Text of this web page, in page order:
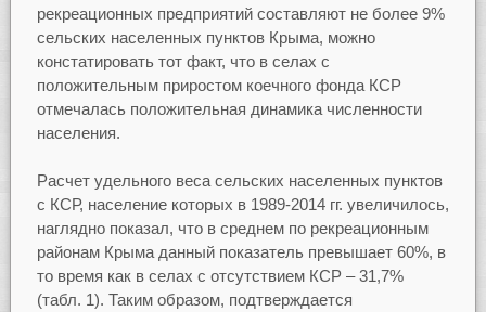
рекреационных предприятий составляют не более 9%
сельских населенных пунктов Крыма, можно
констатировать тот факт, что в селах с
положительным приростом коечного фонда КСР
отмечалась положительная динамика численности
населения.
Расчет удельного веса сельских населенных пунктов
с КСР, население которых в 1989-2014 гг. увеличилось,
наглядно показал, что в среднем по рекреационным
районам Крыма данный показатель превышает 60%, в
то время как в селах с отсутствием КСР – 31,7%
(табл. 1). Таким образом, подтверждается